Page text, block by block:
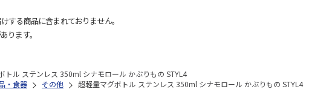
する商品に含まれておりません。
ります。
トル ステンレス 350ml シナモロール かぶりもの STYL4
・食器 その他 超軽量マグボトル ステンレス 350ml シナモロール かぶりもの STYL4